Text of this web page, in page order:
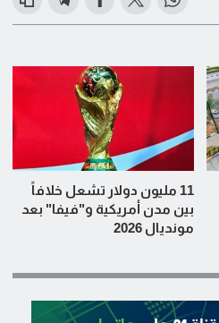
11 مليون دولار تشعل خلافاً
بين مدن أمريكية و"فيفا" بعد
مونديال 2026